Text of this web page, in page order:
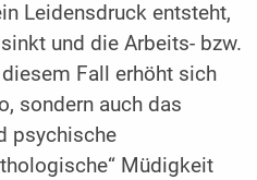
Leidensdruck entsteht,
und die Arbeits- bzw.
Fall erhöht sich
sondern auch das
psychische
Müdigkeit